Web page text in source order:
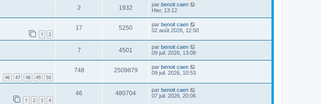
2 1932 par benoit caen
Hier, 13:12
1 2
17 5250 par benoit caen
02 août 2026, 12:50
7 4501 par benoit caen
09 juil. 2026, 13:08
46 47 48 49 50
748 2509879 par benoit caen
09 juil. 2026, 10:53
1 2 3 4
46 480704 par benoit caen
07 juil. 2026, 20:06